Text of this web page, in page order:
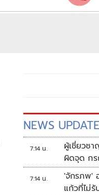
NEWS UPDATE
7:14 น.
ผู้เชี่ยวช
ผิดจุด ก
ควบคุม-เ
PDPA
7:14 น.
'จักรภพ'
แก้วที่ไม่รั